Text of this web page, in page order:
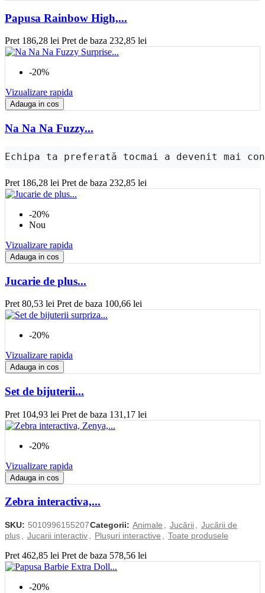
Papusa Rainbow High,...
Pret 186,28 lei Pret de baza 232,85 lei
-20%
Vizualizare rapida
Adauga in cos
Na Na Na Fuzzy...
Echipa ta preferată tocmai a devenit mai
Pret 186,28 lei Pret de baza 232,85 lei
-20%
Nou
Vizualizare rapida
Adauga in cos
Jucarie de plus...
Pret 80,53 lei Pret de baza 100,66 lei
-20%
Vizualizare rapida
Adauga in cos
Set de bijuterii...
Pret 104,93 lei Pret de baza 131,17 lei
-20%
Vizualizare rapida
Adauga in cos
Zebra interactiva,...
SKU: 5010996155207Categorii: Animale Jucării
Jucării de
pluș
Jucarii interactiv Plușuri interactive Toate produsele
Pret 462,85 lei Pret de baza 578,56 lei
-20%